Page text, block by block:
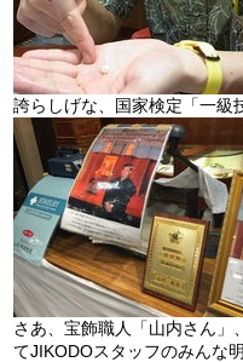
誇らしげな、国家検定「一級
さあ、宝飾職人「山内さん」
てJIKODOスタッフのみんな